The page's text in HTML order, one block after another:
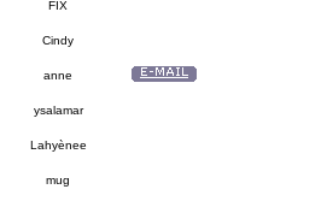
FIX
Cindy
anne
ysalamar
Lahyènee
mug